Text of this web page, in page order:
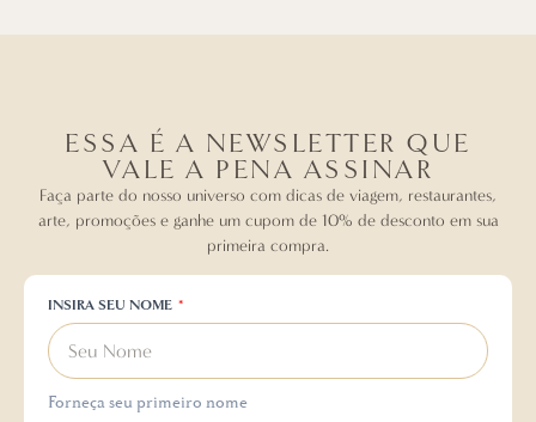
ESSA É A NEWSLETTER QUE
VALE A PENA ASSINAR
Faça parte do nosso universo com dicas de viagem, restaurantes,
arte, promoções e ganhe um cupom de 10% de desconto em sua
primeira compra.
INSIRA SEU NOME
Forneça seu primeiro nome